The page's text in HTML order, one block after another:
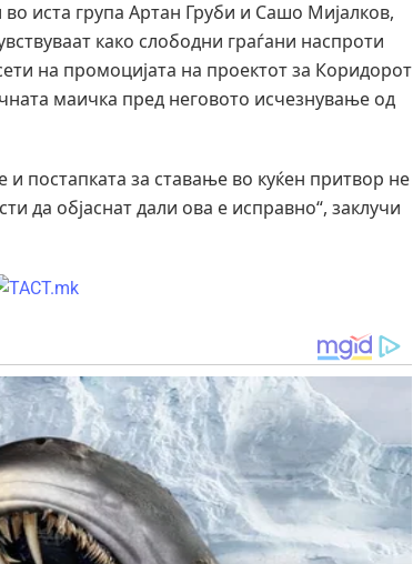
во иста група Артан Груби и Сашо Мијалков,
како слободни граѓани наспроти
на промоцијата на проектот за Коридорот
маичка пред неговото исчезнување од
постапката за ставање во куќен притвор не
да објаснат дали ова е исправно“, заклучи